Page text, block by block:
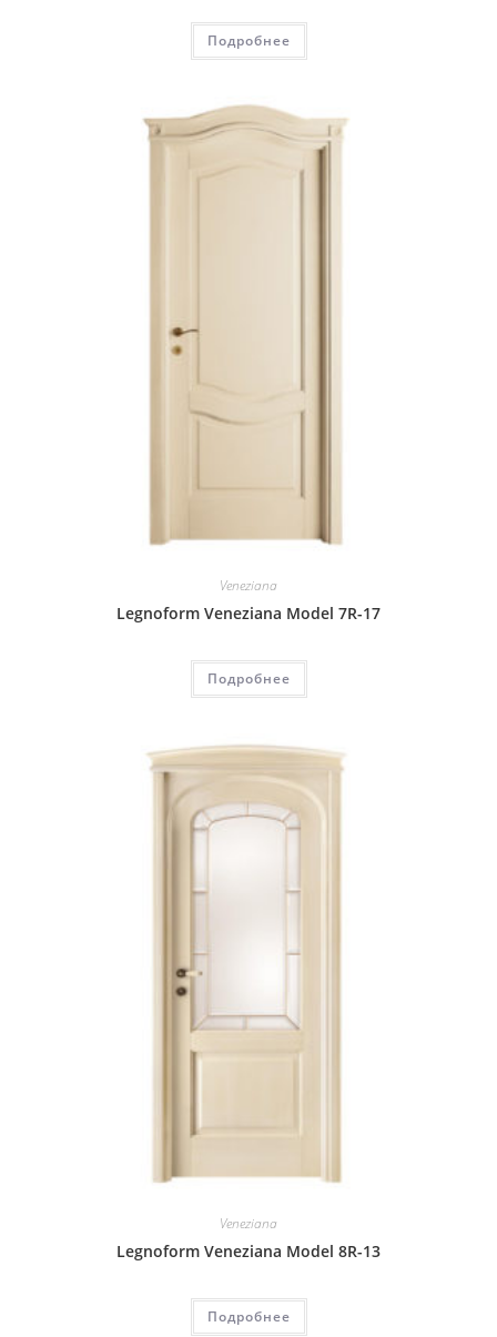
Подробнее
Veneziana
Legnoform Veneziana Model 7R-17
Подробнее
Veneziana
Legnoform Veneziana Model 8R-13
Подробнее